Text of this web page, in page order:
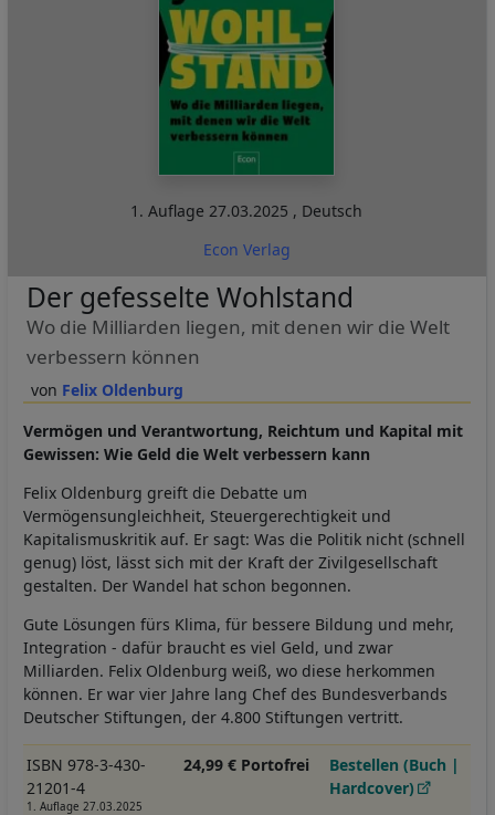
1. Auflage27.03.2025 , Deutsch
Econ Verlag
Felix Oldenburg
Der gefesselte Wohlstand
Wo die Milliarden liegen, mit denen wir die Welt
verbessern können
Vermögen und Verantwortung, Reichtum und Kapital mit
Gewissen: Wie Geld die Welt verbessern kann
Felix Oldenburg greift die Debatte um
Vermögensungleichheit, Steuergerechtigkeit und
Kapitalismuskritik auf. Er sagt: Was die Politik nicht (schnell
genug) löst, lässt sich mit der Kraft der Zivilgesellschaft
gestalten. Der Wandel hat schon begonnen.
Gute Lösungen fürs Klima, für bessere Bildung und mehr,
Integration - dafür braucht es viel Geld, und zwar
Milliarden. Felix Oldenburg weiß, wo diese herkommen
können. Er war vier Jahre lang Chef des Bundesverbands
Deutscher Stiftungen, der 4.800 Stiftungen vertritt.
ISBN 978-3-430-
21201-4
1. Auflage 27.03.2025
24,99 € Portofrei
Bestellen (Buch |
Hardcover)